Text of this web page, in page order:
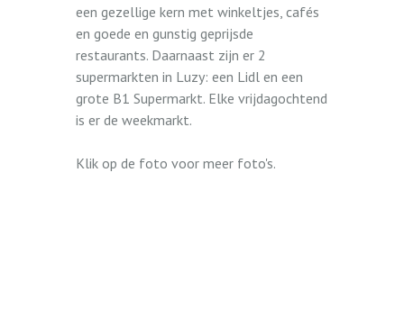
een gezellige kern met winkeltjes, cafés
en goede en gunstig geprijsde
restaurants. Daarnaast zijn er 2
supermarkten in Luzy: een Lidl en een
grote B1 Supermarkt. Elke vrijdagochtend
is er de weekmarkt.
Klik op de foto voor meer foto's.